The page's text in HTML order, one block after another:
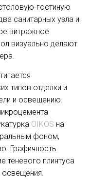
гостиную
санитарных узла и
витражное
визуально делают
типов отделки и
и освещению.
OIKOS на
фоном,
Графичность
теневого плинтуса
освещения.